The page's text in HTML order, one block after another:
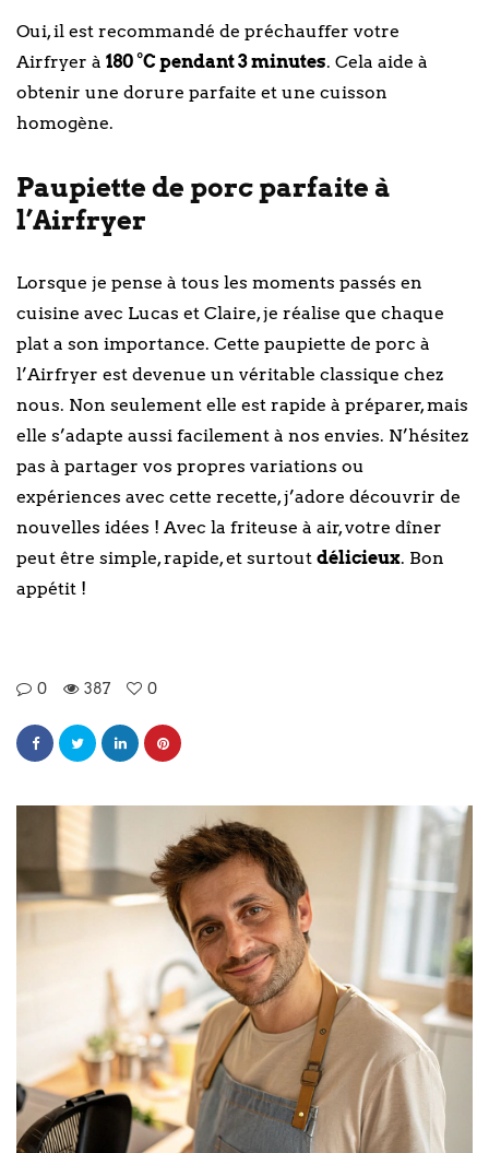
Oui, il est recommandé de préchauffer votre
Airfryer à 180 °C pendant 3 minutes. Cela aide à
obtenir une dorure parfaite et une cuisson
homogène.
Paupiette de porc parfaite à
l’Airfryer
Lorsque je pense à tous les moments passés en
cuisine avec Lucas et Claire, je réalise que chaque
plat a son importance. Cette paupiette de porc à
l’Airfryer est devenue un véritable classique chez
nous. Non seulement elle est rapide à préparer, mais
elle s’adapte aussi facilement à nos envies. N’hésitez
pas à partager vos propres variations ou
expériences avec cette recette, j’adore découvrir de
nouvelles idées ! Avec la friteuse à air, votre dîner
peut être simple, rapide, et surtout délicieux. Bon
appétit !
0 387 0